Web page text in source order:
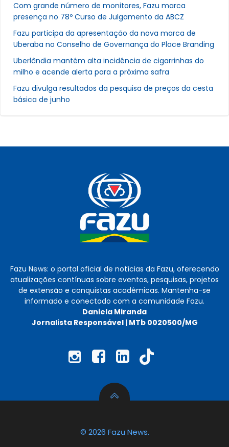
Com grande número de monitores, Fazu marca
presença no 78º Curso de Julgamento da ABCZ
Fazu participa da apresentação da nova marca de
Uberaba no Conselho de Governança do Place Branding
Uberlândia mantém alta incidência de cigarrinhas do
milho e acende alerta para a próxima safra
Fazu divulga resultados da pesquisa de preços da cesta
básica de junho
Fazu News: o portal oficial de notícias da Fazu, oferecendo
atualizações contínuas sobre eventos, pesquisas, projetos
de extensão e conquistas acadêmicas. Mantenha-se
informado e conectado com a comunidade Fazu.
Daniela Miranda
Jornalista Responsável | MTb 0020500/MG
© 2026 Fazu News.